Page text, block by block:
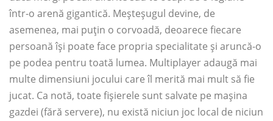
într-o arenă gigantică. Meșteșugul devine, de
asemenea, mai puțin o corvoadă, deoarece fiecare
persoană își poate face propria specialitate și aruncă-o
pe podea pentru toată lumea. Multiplayer adaugă mai
multe dimensiuni jocului care îl merită mai mult să fie
jucat. Ca notă, toate fișierele sunt salvate pe mașina
gazdei (fără servere), nu există niciun joc local de niciun